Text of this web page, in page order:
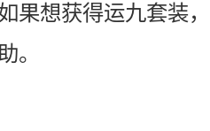
果想获得运九套装
。